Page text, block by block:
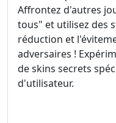
Affrontez d'autres
tous" et utilisez des
réduction et
adversaires !
de skins secrets
d'utilisateur.